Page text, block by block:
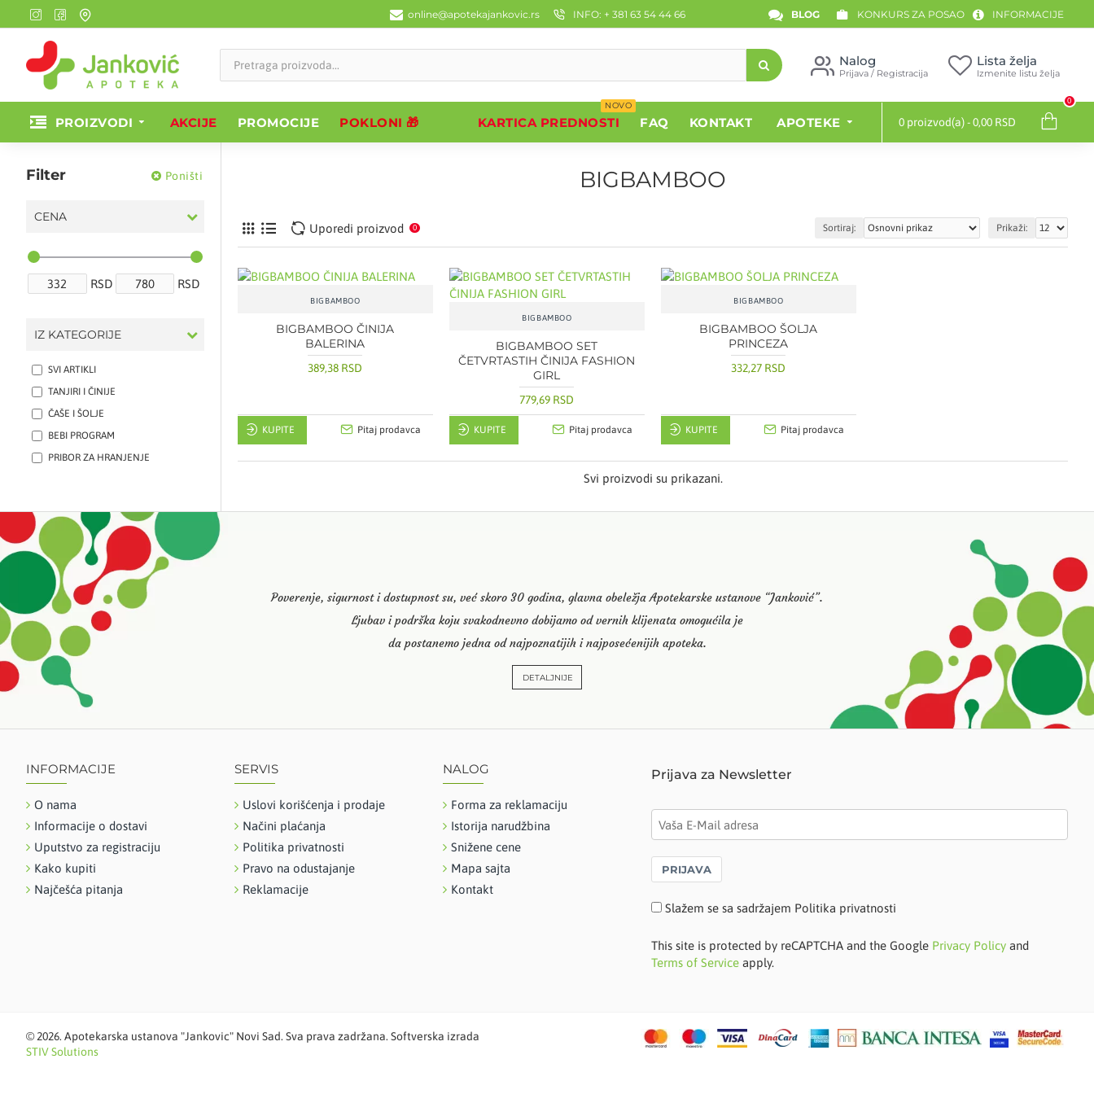
online@apotekajankovic.rs INFO: + 381 63 54 44 66 BLOG KONKURS ZA POSAO INFORMACIJE
Nalog
Prijava / Registracija
Lista želja
Izmenite listu želja
PROIZVODI AKCIJE PROMOCIJE POKLONI 🎁 KARTICA PREDNOSTI
NOVO
FAQ KONTAKT APOTEKE 0 proizvod(a) - 0,00 RSD
0
Filter Poništi
CENA
RSD RSD
IZ KATEGORIJE
SVI ARTIKLI
TANJIRI I ČINIJE
ČAŠE I ŠOLJE
BEBI PROGRAM
PRIBOR ZA HRANJENJE
BIGBAMBOO
Uporedi proizvod 0 Sortiraj: Prikaži:
BIGBAMBOO
BIGBAMBOO ČINIJA
BALERINA
389,38 RSD
KUPITE Pitaj prodavca
BIGBAMBOO
BIGBAMBOO SET
ČETVRTASTIH ČINIJA FASHION
GIRL
779,69 RSD
KUPITE Pitaj prodavca
BIGBAMBOO
BIGBAMBOO ŠOLJA
PRINCEZA
332,27 RSD
KUPITE Pitaj prodavca
Svi proizvodi su prikazani.
Poverenje, sigurnost i dostupnost su, već skoro 30 godina, glavna obeležja Apotekarske ustanove “Janković”.
Ljubav i podrška koju svakodnevno dobijamo od vernih klijenata omogućila je
da postanemo jedna od najpoznatijih i najposećenijih apoteka.
DETALJNIJE
INFORMACIJE
O nama
Informacije o dostavi
Uputstvo za registraciju
Kako kupiti
Najčešća pitanja
SERVIS
Uslovi korišćenja i prodaje
Načini plaćanja
Politika privatnosti
Pravo na odustajanje
Reklamacije
NALOG
Forma za reklamaciju
Istorija narudžbina
Snižene cene
Mapa sajta
Kontakt
Prijava za Newsletter
PRIJAVA
Slažem se sa sadržajem Politika privatnosti
This site is protected by reCAPTCHA and the Google Privacy Policy and
Terms of Service apply.
©2026. Apotekarska ustanova "Jankovic" Novi Sad. Sva prava zadržana. Softverska izrada
STIV Solutions